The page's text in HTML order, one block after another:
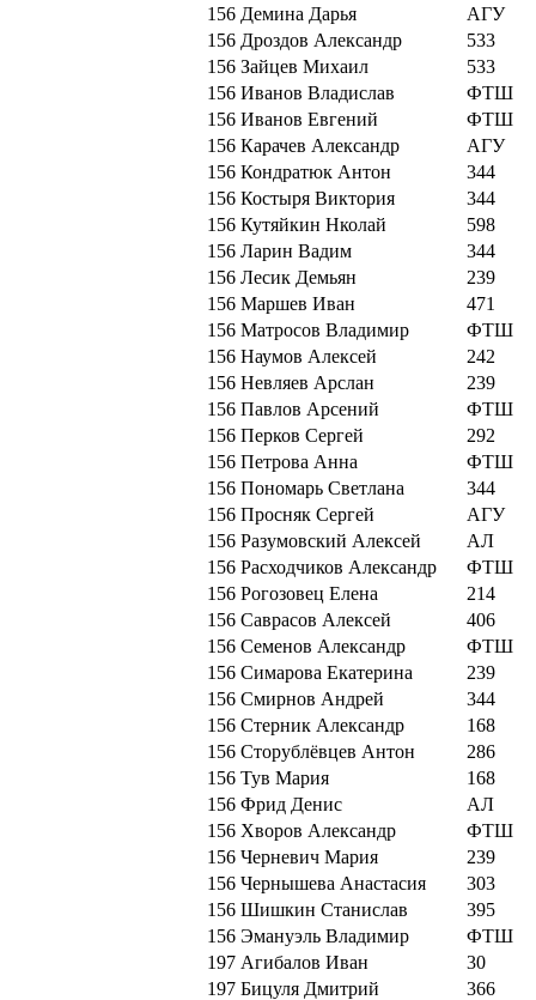
156 Демина Дарья
АГУ
156 Дроздов Александр
533
156 Зайцев Михаил
533
156 Иванов Владислав
ФТШ
156 Иванов Евгений
ФТШ
156 Карачев Александр
АГУ
156 Кондратюк Антон
344
156 Костыря Виктория
344
156 Кутяйкин Нколай
598
156 Ларин Вадим
344
156 Лесик Демьян
239
156 Маршев Иван
471
156 Матросов Владимир
ФТШ
156 Наумов Алексей
242
156 Невляев Арслан
239
156 Павлов Арсений
ФТШ
156 Перков Сергей
292
156 Петрова Анна
ФТШ
156 Пономарь Светлана
344
156 Просняк Сергей
АГУ
156 Разумовский Алексей
АЛ
156 Расходчиков Александр
ФТШ
156 Рогозовец Елена
214
156 Саврасов Алексей
406
156 Семенов Александр
ФТШ
156 Симарова Екатерина
239
156 Смирнов Андрей
344
156 Стерник Александр
168
156 Сторублёвцев Антон
286
156 Тув Мария
168
156 Фрид Денис
АЛ
156 Хворов Александр
ФТШ
156 Черневич Мария
239
156 Чернышева Анастасия
303
156 Шишкин Станислав
395
156 Эмануэль Владимир
ФТШ
197 Агибалов Иван
30
197 Бицуля Дмитрий
366